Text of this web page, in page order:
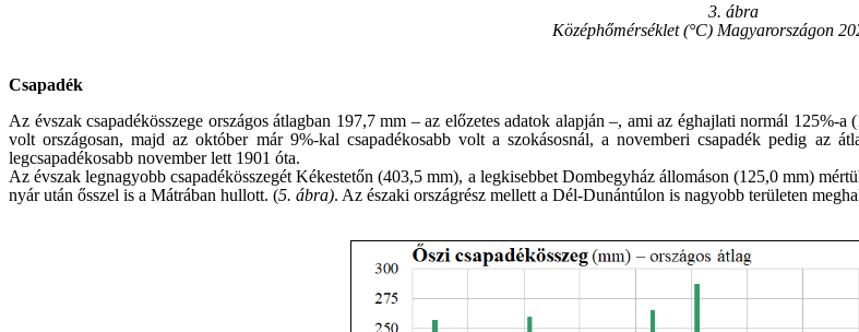
3. ábra
Középhőmérséklet (°C) Magyarországon
Csapadék
Az évszak csapadékösszege országos átlagban 197,7 mm – az előzetes adatok alapján –, ami az éghajlati normál 125%-
volt országosan, majd az október már 9%-kal csapadékosabb volt a szokásosnál, a novemberi csapadék pedig
legcsapadékosabb november lett 1901 óta.
Az évszak legnagyobb csapadékösszegét Kékestetőn (403,5 mm), a legkisebbet Dombegyház állomáson (125,0 mm)
nyár után ősszel is a Mátrában hullott. (5. ábra). Az északi országrész mellett a Dél-Dunántúlon is nagyobb területen